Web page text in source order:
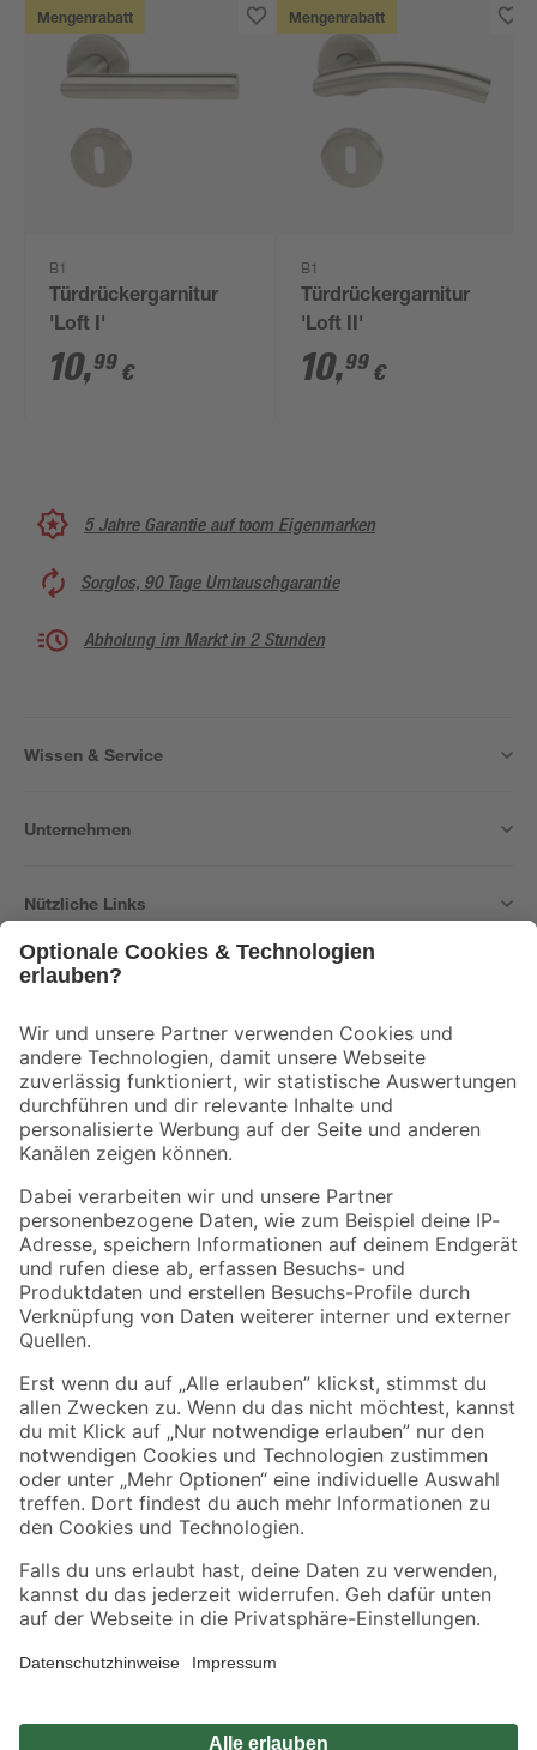
Mengenrabatt
B1
Türdrückergarnitur
'Loft I'
10,99 €
Mengenrabatt
B1
Türdrückergarnitur
'Loft II'
10,99 €
5 Jahre Garantie auf toom Eigenmarken
Sorglos, 90 Tage Umtauschgarantie
Abholung im Markt in 2 Stunden
Wissen & Service
Unternehmen
Nützliche Links
Der toom Newsletter: Keine Angebote und Aktionen mehr verpassen!
Zur Newsletter Anmeldung
Folge uns
Zahlungsarten Versandarten
Sicher einkaufen
Jetzt die toom-App herunterladen
Alle Preisangaben in EUR inkl. gesetzl. MwSt.. Die dargestellten Angebote sind unter
Umständen nicht in allen Märkten verfügbar. Die angegebenen Verfügbarkeiten beziehen
Produkte nur solange der Vorrat reicht.
*Paketversand ab 59 € versandkostenfrei, gilt nicht für Artikel mit Speditionsversand, hier
Privatsphäre Impressum